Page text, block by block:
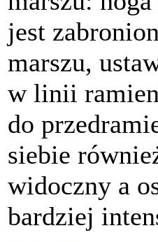
jest
marszu,
w linii
do
siebie
widoczny a
bardziej